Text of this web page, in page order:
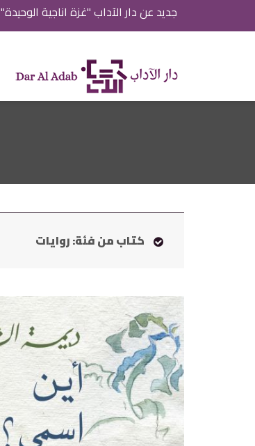
جديد عن دار الآداب "غزة اناجية الوحيدة"
كتاب من فئة: روايات